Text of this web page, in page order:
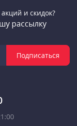
и скидок?
рассылку
Подписаться